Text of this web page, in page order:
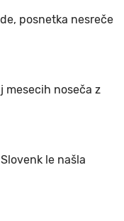
posnetka nesreče
mesecih noseča z
le našla